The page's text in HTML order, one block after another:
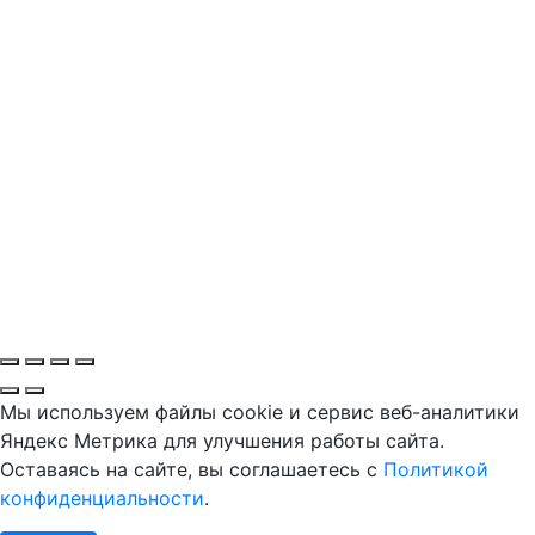
Мы используем файлы cookie и сервис веб-аналитики
Яндекс Метрика для улучшения работы сайта.
Оставаясь на сайте, вы соглашаетесь с Политикой
конфиденциальности.